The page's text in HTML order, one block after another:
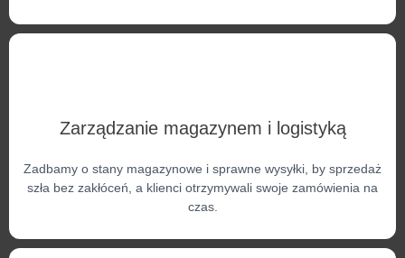
Zarządzanie magazynem i logistyką
Zadbamy o stany magazynowe i sprawne wysyłki, by sprzedaż
szła bez zakłóceń, a klienci otrzymywali swoje zamówienia na
czas.